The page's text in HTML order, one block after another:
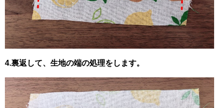
4.裏返して、生地の端の処理をします。